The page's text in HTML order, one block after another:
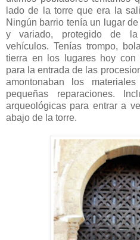
lado de la torre que era la
Ningún barrio tenía un lugar
y variado, protegido de la
vehículos. Tenías trompo,
tierra en los lugares hoy con
para la entrada de las
amontonaban los
pequeñas reparaciones.
arqueológicas para entrar a
abajo de la torre.